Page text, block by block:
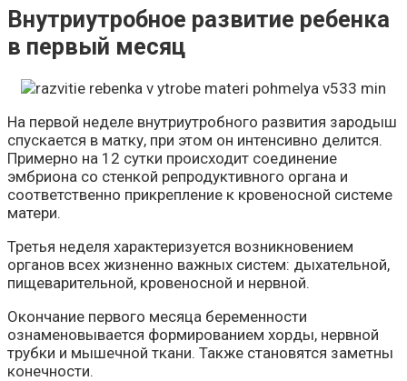
Внутриутробное развитие ребенка
в первый месяц
На первой неделе внутриутробного развития зародыш
спускается в матку, при этом он интенсивно делится.
Примерно на 12 сутки происходит соединение
эмбриона со стенкой репродуктивного органа и
соответственно прикрепление к кровеносной системе
матери.
Третья неделя характеризуется возникновением
органов всех жизненно важных систем: дыхательной,
пищеварительной, кровеносной и нервной.
Окончание первого месяца беременности
ознаменовывается формированием хорды, нервной
трубки и мышечной ткани. Также становятся заметны
конечности.